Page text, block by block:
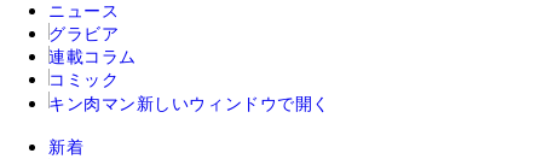
ニュース
グラビア
連載コラム
コミック
キン肉マン 新しいウィンドウで開く
新着